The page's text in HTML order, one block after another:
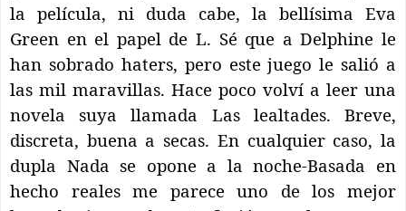
la película, ni duda cabe, la bellísima Eva
Green en el papel de L. Sé que a Delphine le
han sobrado haters, pero este juego le salió a
las mil maravillas. Hace poco volví a leer una
novela suya llamada Las lealtades. Breve,
discreta, buena a secas. En cualquier caso, la
dupla Nada se opone a la noche-Basada en
hecho reales me parece uno de los mejor